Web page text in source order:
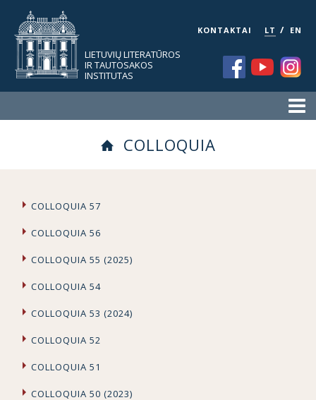
LIETUVIŲ LITERATŪROS
IR TAUTOSAKOS
INSTITUTAS
KONTAKTAI LT / EN
COLLOQUIA
COLLOQUIA 57
COLLOQUIA 56
COLLOQUIA 55 (2025)
COLLOQUIA 54
COLLOQUIA 53 (2024)
COLLOQUIA 52
COLLOQUIA 51
COLLOQUIA 50 (2023)